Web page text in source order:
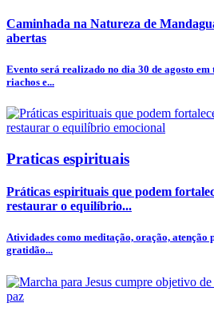
Caminhada na Natureza de
abertas
Evento será realizado no dia 30 de agosto
riachos e...
Praticas espirituais
Práticas espirituais que podem
restaurar o equilíbrio...
Atividades como meditação, oração, atenção
gratidão...